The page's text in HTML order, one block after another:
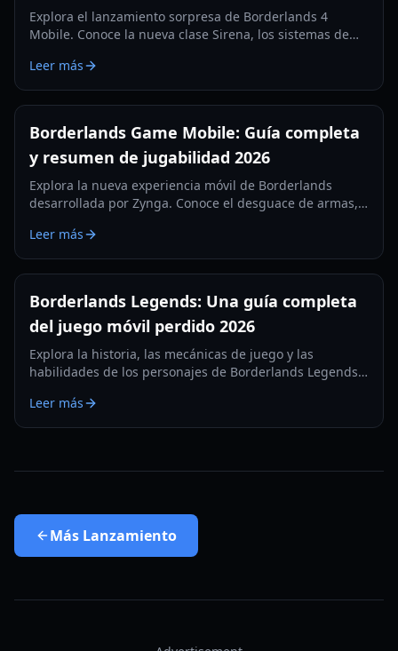
Explora el lanzamiento sorpresa de Borderlands 4
Mobile. Conoce la nueva clase Sirena, los sistemas de
guía exhaustiva de 2026.
Leer más
Borderlands Game Mobile: Guía completa
y resumen de jugabilidad 2026
Explora la nueva experiencia móvil de Borderlands
desarrollada por Zynga. Conoce el desguace de armas,
primera persona en nuestra guía de 2026.
Leer más
Borderlands Legends: Una guía completa
del juego móvil perdido 2026
Explora la historia, las mecánicas de juego y las
habilidades de los personajes de Borderlands Legends,
cómo acceder a esta joya perdida en 2026.
Leer más
Más Lanzamiento